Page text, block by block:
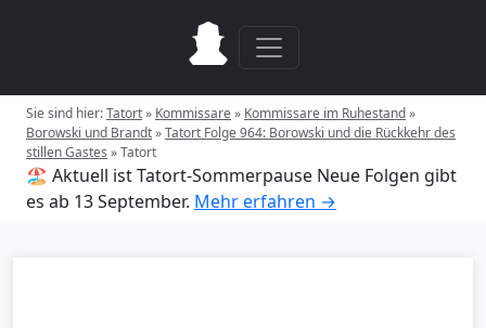
Sie sind hier:Tatort» Kommissare» Kommissare im Ruhestand»
Borowski und Brandt»Tatort Folge 964: Borowski und die Rückkehr des
stillen Gastes »Tatort
🏖️ Aktuell ist Tatort-Sommerpause Neue Folgen gibt
es ab 13 September. Mehr erfahren →